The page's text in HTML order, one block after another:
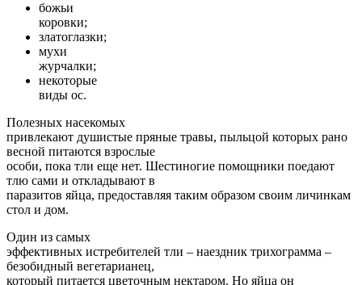
божьи
коровки;
златоглазки;
мухи
журчалки;
некоторые
виды ос.
Полезных насекомых
привлекают душистые пряные травы, пыльцой которых рано
весной питаются взрослые
особи, пока тли еще нет. Шестиногие помощники поедают
тлю сами и откладывают в
паразитов яйца, предоставляя таким образом своим личинкам
стол и дом.
Один из самых
эффективных истребителей тли – наездник трихограмма –
безобидный вегетарианец,
который питается цветочным нектаром. Но яйца он